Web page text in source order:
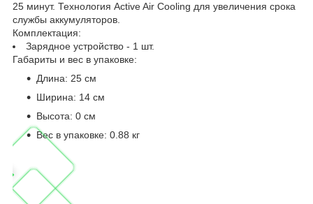
25 минут. Технология Active Air Cooling для увеличения срока
службы аккумуляторов.
Комплектация:
Зарядное устройство - 1 шт.
Габариты и вес в упаковке:
Длина: 25 см
Ширина: 14 см
Высота: 0 см
Вес в упаковке: 0.88 кг